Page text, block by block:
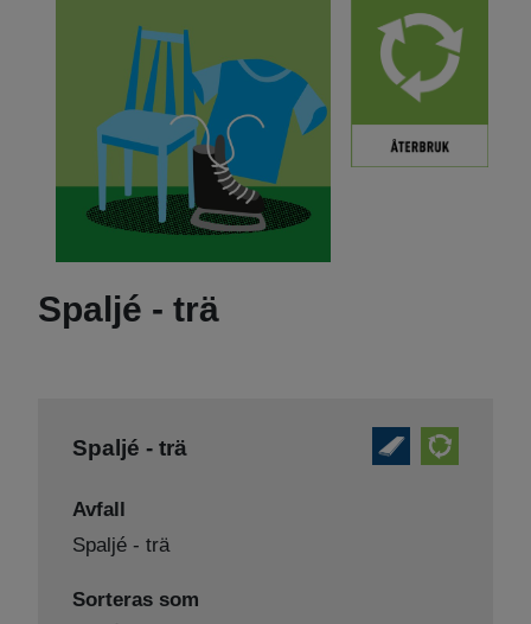
Spaljé - trä
Spaljé - trä
Avfall
Spaljé - trä
Sorteras som